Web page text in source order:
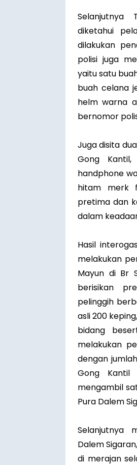
Selanjutnya
diketahui
dilakukan
polisi juga
yaitu satu
buah celana
helm warna
bernomor
Juga disita
Gong
handphone
hitam merk
pretima dan
dalam
Hasil
melakukan
Mayun di Br
berisikan
pelinggih
asli 200
bidang
melakukan
dengan
Gong
mengambil
Pura Dalem
Selanjutnya
Dalem
di merajan